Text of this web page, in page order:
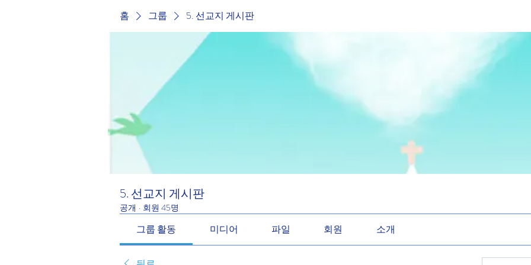
홈 그룹 5. 선교지 게시판
5. 선교지 게시판
공개 · 회원 45명
그룹 활동 미디어 파일 회원 소개